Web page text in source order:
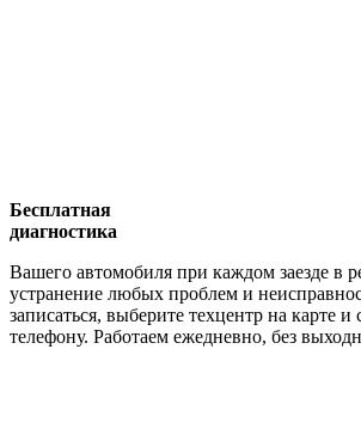
Бесплатная
диагностика
Вашего автомобиля при каждом заезде в
устранение любых проблем и
записаться, выберите техцентр на карте и
телефону. Работаем ежедневно, без